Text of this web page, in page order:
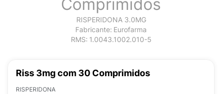
Comprimidos
RISPERIDONA 3.0MG
Fabricante: Eurofarma
RMS: 1.0043.1002.010-5
Riss 3mg com 30 Comprimidos
RISPERIDONA